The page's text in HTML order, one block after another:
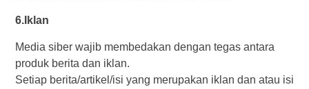
6.Iklan
Media siber wajib membedakan dengan tegas antara
produk berita dan iklan.
Setiap berita/artikel/isi yang merupakan iklan dan atau isi